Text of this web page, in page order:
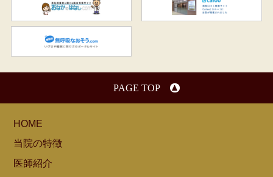
おなかのはなし.com
PAGE TOP
HOME
当院の特徴
医師紹介